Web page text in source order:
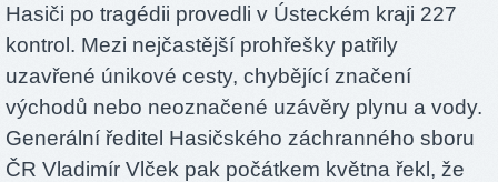
Hasiči po tragédii provedli v Ústeckém kraji 227
kontrol. Mezi nejčastější prohřešky patřily
uzavřené únikové cesty, chybějící značení
východů nebo neoznačené uzávěry plynu a vody.
Generální ředitel Hasičského záchranného sboru
ČR Vladimír Vlček pak počátkem května řekl, že